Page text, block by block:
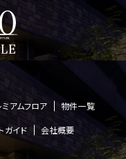
ミアムフロア 物件一覧
ガイド 会社概要